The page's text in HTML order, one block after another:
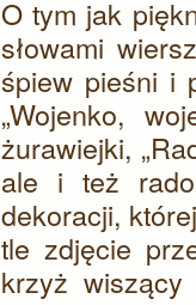
O tym jak
słowami
śpiew pieśni i
„Wojenko,
żurawiejki,
ale i też
dekoracji,
tle zdjęcie
krzyż wiszący